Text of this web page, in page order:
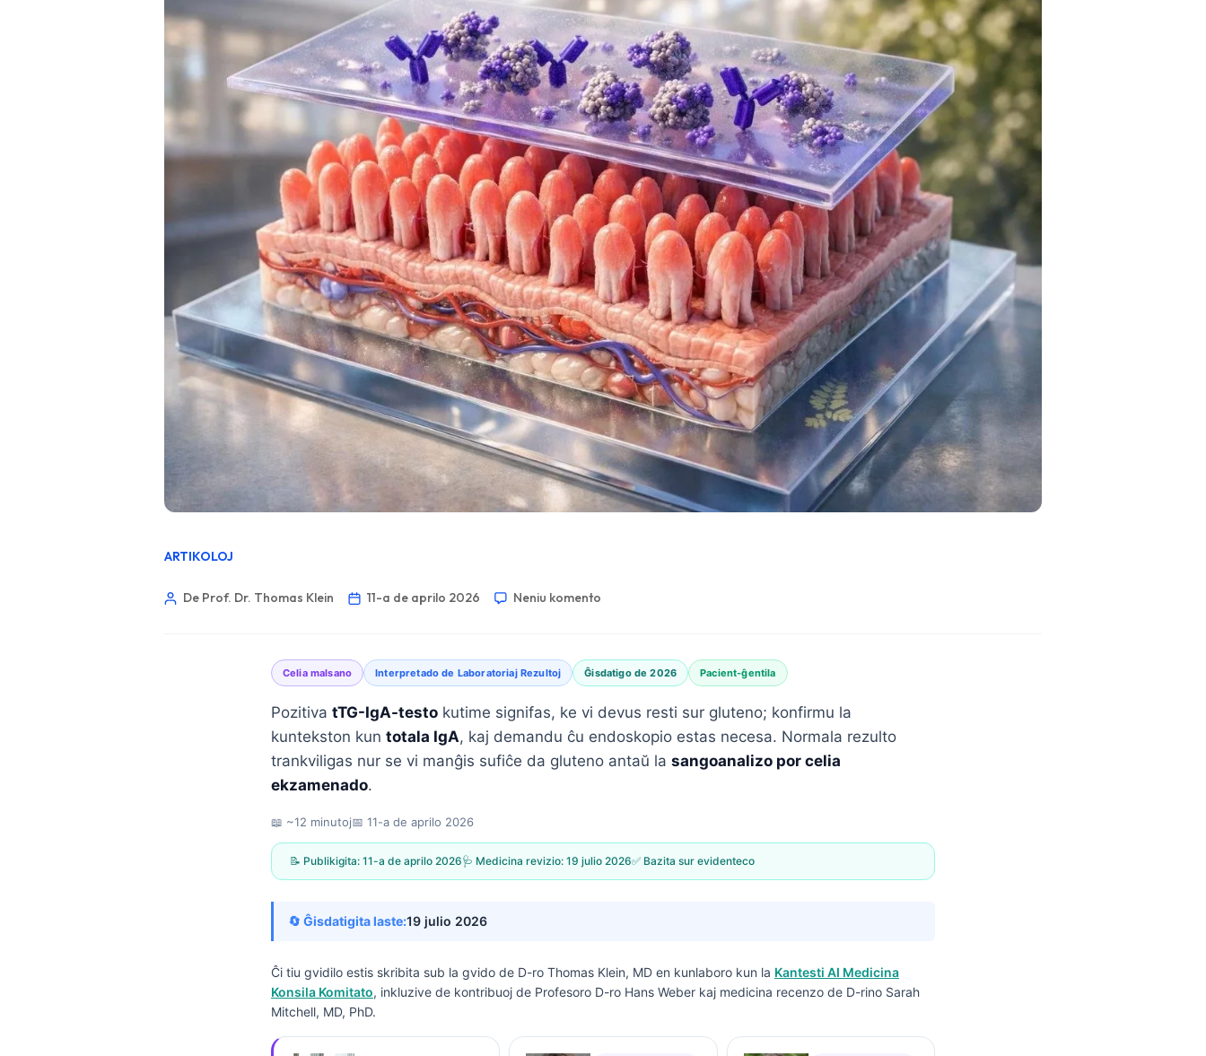
ARTIKOLOJ
De Prof. Dr. Thomas Klein 11-a de aprilo 2026 Neniu komento
Celia malsano Interpretado de Laboratoriaj Rezultoj Ĝisdatigo de 2026 Pacient-ĝentila
Pozitiva tTG-IgA-testo kutime signifas, ke vi devus resti sur gluteno; konfirmu la
kuntekston kun totala IgA, kaj demandu ĉu endoskopio estas necesa. Normala rezulto
trankviligas nur se vi manĝis sufiĉe da gluteno antaŭ la sangoanalizo por celia
ekzamenado.
📖 ~12 minutoj📅 11-a de aprilo 2026
📝 Publikigita: 11-a de aprilo 2026🩺 Medicina revizio: 19 julio 2026✅ Bazita sur evidenteco
🔄 Ĝisdatigita laste:19 julio 2026
Ĉi tiu gvidilo estis skribita sub la gvido de D-ro Thomas Klein, MD en kunlaboro kun la Kantesti AI Medicina
Konsila Komitato, inkluzive de kontribuoj de Profesoro D-ro Hans Weber kaj medicina recenzo de D-rino Sarah
Mitchell, MD, PhD.